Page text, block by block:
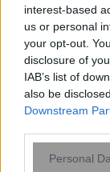
interest-based
us or personal
your opt-out.
disclosure of
IAB’s list of
also be
Downstream
Please note
Personal
Ιός
σε μία
θάνατοι